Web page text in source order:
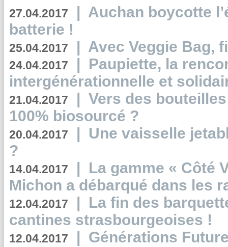
27.04.2017 | Auchan boycotte
batterie !
25.04.2017 | Avec Veggie Bag,
24.04.2017 | Paupiette, la
intergénérationnelle et
21.04.2017 | Vers des
100% biosourcé ?
20.04.2017 | Une vaisselle
?
14.04.2017 | La gamme « Côté
Michon a débarqué dans les
12.04.2017 | La fin des
cantines strasbourgeoises !
12.04.2017 | Générations